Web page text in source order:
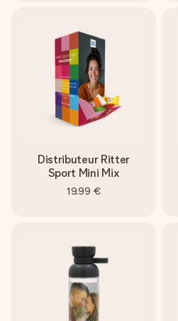
Distributeur Ritter
Sport Mini Mix
19,99 €